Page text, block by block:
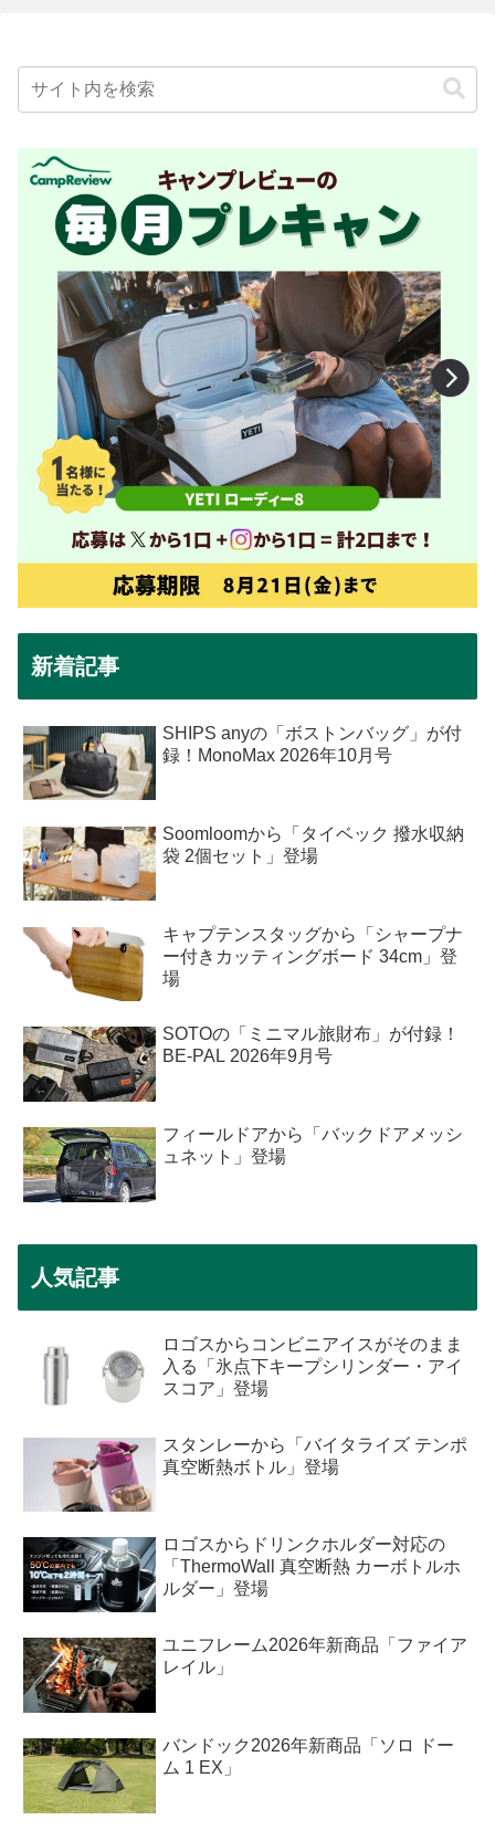
新着記事
SHIPS anyの「ボストンバッグ」が付
録！MonoMax 2026年10月号
Soomloomから「タイベック 撥水収納
袋 2個セット」登場
キャプテンスタッグから「シャープナ
ー付きカッティングボード 34cm」登
場
SOTOの「ミニマル旅財布」が付録！
BE-PAL 2026年9月号
フィールドアから「バックドアメッシ
ュネット」登場
人気記事
ロゴスからコンビニアイスがそのまま
入る「氷点下キープシリンダー・アイ
スコア」登場
スタンレーから「バイタライズ テンポ
真空断熱ボトル」登場
ロゴスからドリンクホルダー対応の
「ThermoWall 真空断熱 カーボトルホ
ルダー」登場
ユニフレーム2026年新商品「ファイア
レイル」
バンドック2026年新商品「ソロ ドー
ム 1 EX」